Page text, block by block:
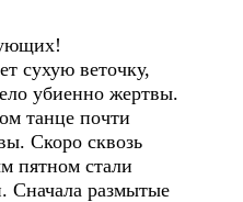
сухую веточку,
убиенно жертвы.
танце почти
Скоро сквозь
пятном стали
Сначала размытые